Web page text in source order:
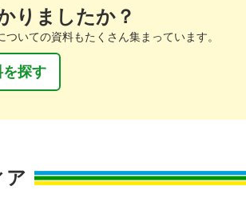
りましたか？
いての資料もたくさん集まっています。
探す
ア